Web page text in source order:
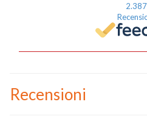
2.387
Recensioni